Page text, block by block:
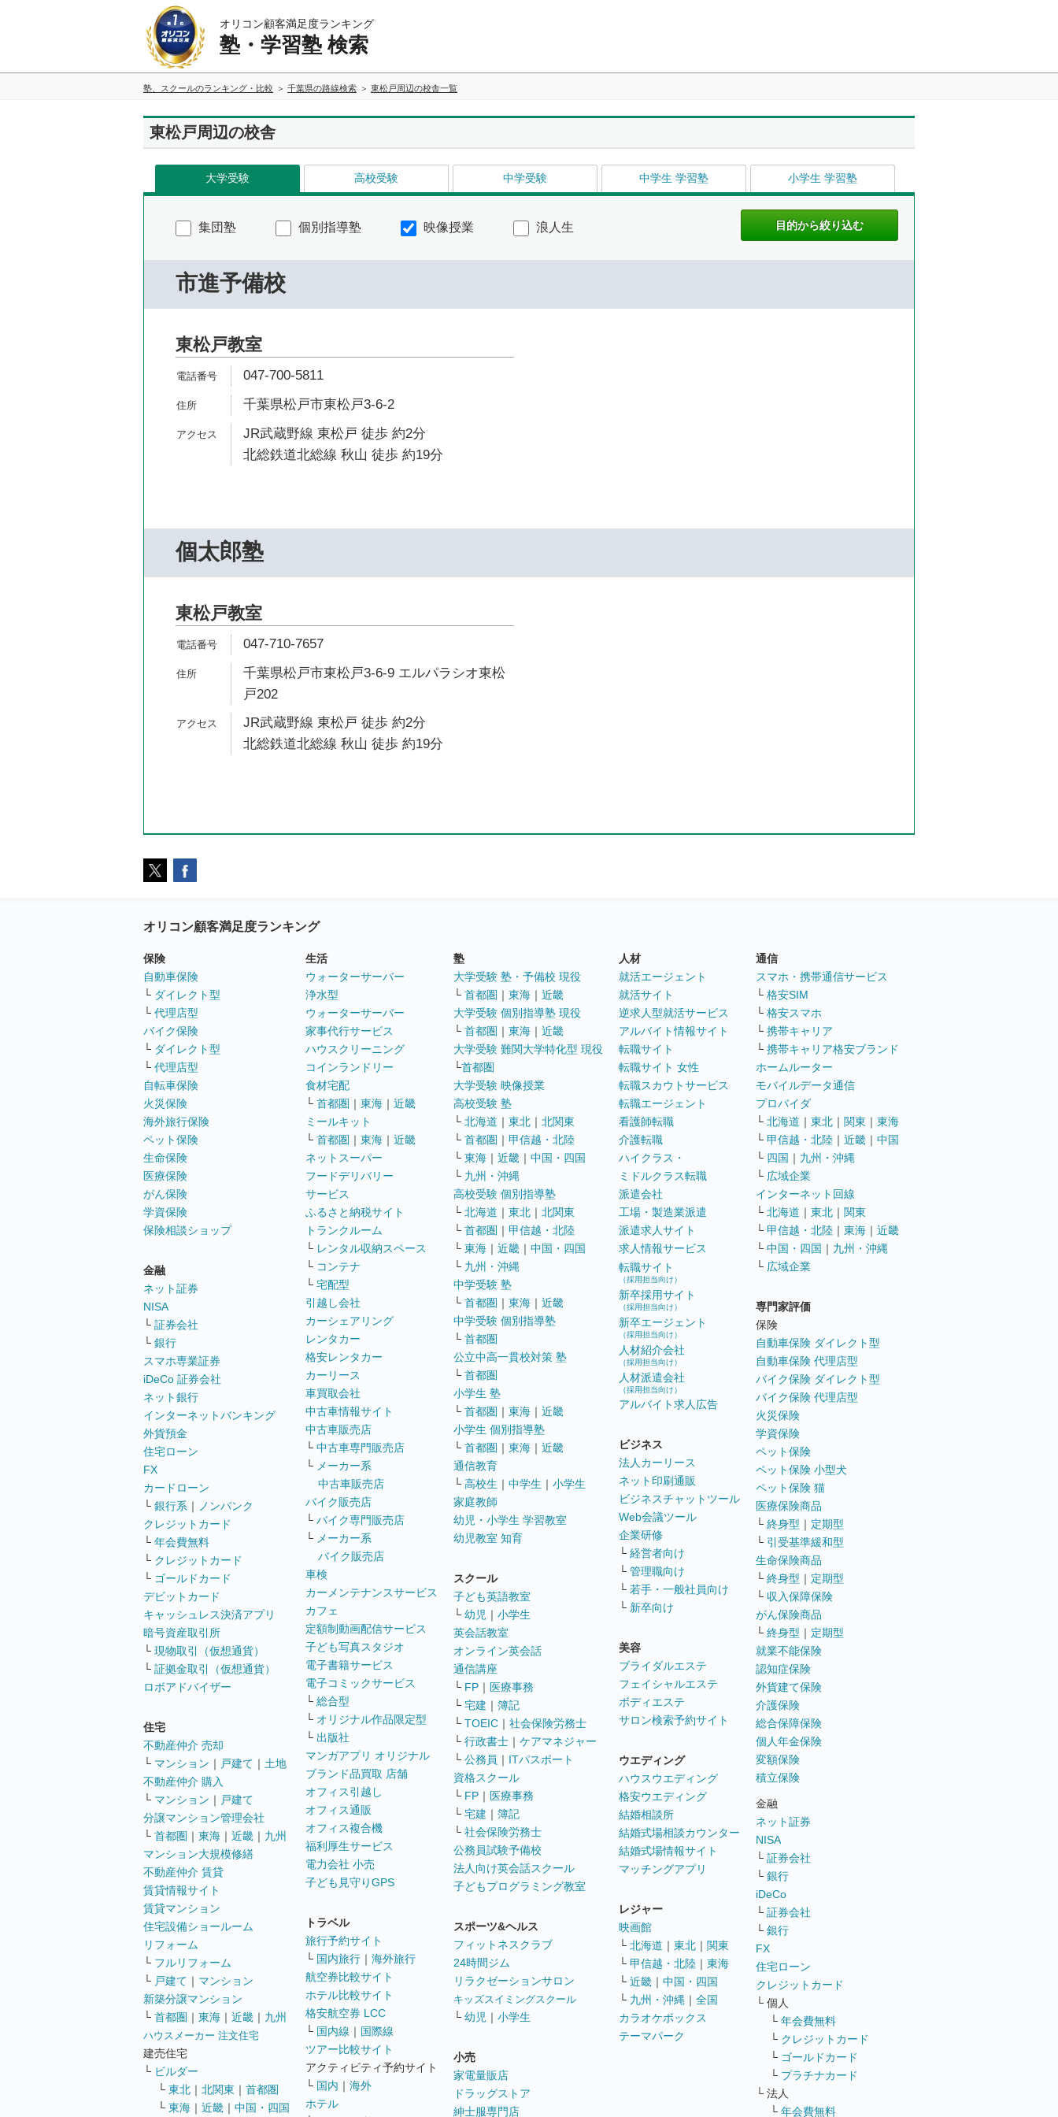
オリコン顧客満足度ランキング
塾・学習塾 検索
塾、スクールのランキング・比較 千葉県の路線検索 東松戸周辺の校舎一覧
東松戸周辺の校舎
大学受験 高校受験 中学受験 中学生 学習塾 小学生 学習塾
集団塾 個別指導塾 映像授業 浪人生
市進予備校
東松戸教室
047-700-5811
千葉県松戸市東松戸3-6-2
JR武蔵野線 東松戸 徒歩 約2分
北総鉄道北総線 秋山 徒歩 約19分
個太郎塾
東松戸教室
047-710-7657
千葉県松戸市東松戸3-6-9 エルパラシオ東松
戸202
JR武蔵野線 東松戸 徒歩 約2分
北総鉄道北総線 秋山 徒歩 約19分
オリコン顧客満足度ランキング
保険
自動車保険
└ ダイレクト型
└ 代理店型
バイク保険
└ ダイレクト型
└ 代理店型
自転車保険
火災保険
海外旅行保険
ペット保険
生命保険
医療保険
がん保険
学資保険
保険相談ショップ
金融
ネット証券
NISA
└ 証券会社
└ 銀行
スマホ専業証券
iDeCo 証券会社
ネット銀行
インターネットバンキング
外貨預金
住宅ローン
FX
カードローン
└ 銀行系 ｜
ノンバンク
クレジットカード
└ 年会費無料
└ クレジットカード
└ ゴールドカード
デビットカード
キャッシュレス決済アプリ
暗号資産取引所
└ 現物取引（仮想通貨）
└ 証拠金取引（仮想通貨）
ロボアドバイザー
住宅
不動産仲介 売却
└ マンション ｜ 戸建て ｜ 土地
不動産仲介 購入
└ マンション ｜ 戸建て
分譲マンション管理会社
└ 首都圏 ｜ 東海 ｜ 近畿 ｜ 九州
マンション大規模修繕
不動産仲介 賃貸
賃貸情報サイト
賃貸マンション
住宅設備ショールーム
リフォーム
└ フルリフォーム
└ 戸建て ｜ マンション
新築分譲マンション
└ 首都圏 ｜ 東海 ｜ 近畿 ｜ 九州
ハウスメーカー 注文住宅
建売住宅
└ ビルダー
└ 東北 ｜ 北関東 ｜ 首都圏
└ 東海 ｜ 近畿 ｜ 中国・四国
生活
ウォーターサーバー
浄水型
ウォーターサーバー
家事代行サービス
ハウスクリーニング
コインランドリー
食材宅配
└ 首都圏 ｜ 東海 ｜ 近畿
ミールキット
└ 首都圏 ｜ 東海 ｜ 近畿
ネットスーパー
フードデリバリー
サービス
ふるさと納税サイト
トランクルーム
└ レンタル収納スペース
└ コンテナ
└ 宅配型
引越し会社
カーシェアリング
レンタカー
格安レンタカー
カーリース
車買取会社
中古車情報サイト
中古車販売店
└ 中古車専門販売店
└ メーカー系
中古車販売店
バイク販売店
└ バイク専門販売店
└ メーカー系
バイク販売店
車検
カーメンテナンスサービス
カフェ
定額制動画配信サービス
子ども写真スタジオ
電子書籍サービス
電子コミックサービス
└ 総合型
└ オリジナル作品限定型
└ 出版社
マンガアプリ オリジナル
ブランド品買取 店舗
オフィス引越し
オフィス通販
オフィス複合機
福利厚生サービス
電力会社 小売
子ども見守りGPS
トラベル
旅行予約サイト
└ 国内旅行 ｜ 海外旅行
航空券比較サイト
ホテル比較サイト
格安航空券 LCC
└ 国内線 ｜ 国際線
ツアー比較サイト
アクティビティ予約サイト
└ 国内 ｜ 海外
ホテル
塾
大学受験 塾・予備校 現役
└ 首都圏 ｜ 東海 ｜ 近畿
大学受験 個別指導塾 現役
└ 首都圏 ｜ 東海 ｜ 近畿
大学受験 難関大学特化型 現役
└首都圏
大学受験 映像授業
高校受験 塾
└ 北海道 ｜ 東北 ｜ 北関東
└ 首都圏 ｜ 甲信越・北陸
└ 東海 ｜ 近畿 ｜ 中国・四国
└ 九州・沖縄
高校受験 個別指導塾
└ 北海道 ｜ 東北 ｜ 北関東
└ 首都圏 ｜ 甲信越・北陸
└ 東海 ｜ 近畿 ｜ 中国・四国
└ 九州・沖縄
中学受験 塾
└ 首都圏 ｜ 東海 ｜ 近畿
中学受験 個別指導塾
└ 首都圏
公立中高一貫校対策 塾
└ 首都圏
小学生 塾
└ 首都圏 ｜ 東海 ｜ 近畿
小学生 個別指導塾
└ 首都圏 ｜ 東海 ｜ 近畿
通信教育
└ 高校生 ｜ 中学生 ｜ 小学生
家庭教師
幼児・小学生 学習教室
幼児教室 知育
スクール
子ども英語教室
└ 幼児 ｜ 小学生
英会話教室
オンライン英会話
通信講座
└ FP ｜ 医療事務
└ 宅建 ｜ 簿記
└ TOEIC ｜ 社会保険労務士
└ 行政書士 ｜ ケアマネジャー
└ 公務員 ｜ ITパスポート
資格スクール
└ FP ｜ 医療事務
└ 宅建 ｜ 簿記
└ 社会保険労務士
公務員試験予備校
法人向け英会話スクール
子どもプログラミング教室
スポーツ&ヘルス
フィットネスクラブ
24時間ジム
リラクゼーションサロン
キッズスイミングスクール
└ 幼児 ｜ 小学生
小売
家電量販店
ドラッグストア
紳士服専門店
人材
就活エージェント
就活サイト
逆求人型就活サービス
アルバイト情報サイト
転職サイト
転職サイト 女性
転職スカウトサービス
転職エージェント
看護師転職
介護転職
ハイクラス・
ミドルクラス転職
派遣会社
工場・製造業派遣
派遣求人サイト
求人情報サービス
転職サイト
（採用担当向け）
新卒採用サイト
（採用担当向け）
新卒エージェント
（採用担当向け）
人材紹介会社
（採用担当向け）
人材派遣会社
（採用担当向け）
アルバイト求人広告
ビジネス
法人カーリース
ネット印刷通販
ビジネスチャットツール
Web会議ツール
企業研修
└ 経営者向け
└ 管理職向け
└ 若手・一般社員向け
└ 新卒向け
美容
ブライダルエステ
フェイシャルエステ
ボディエステ
サロン検索予約サイト
ウエディング
ハウスウエディング
格安ウエディング
結婚相談所
結婚式場相談カウンター
結婚式場情報サイト
マッチングアプリ
レジャー
映画館
└ 北海道 ｜ 東北 ｜ 関東
└ 甲信越・北陸 ｜ 東海
└ 近畿 ｜ 中国・四国
└ 九州・沖縄 ｜ 全国
カラオケボックス
テーマパーク
通信
スマホ・携帯通信サービス
└ 格安SIM
└ 格安スマホ
└ 携帯キャリア
└ 携帯キャリア格安ブランド
ホームルーター
モバイルデータ通信
プロバイダ
└ 北海道 ｜ 東北 ｜ 関東 ｜ 東海
└ 甲信越・北陸 ｜ 近畿 ｜ 中国
└ 四国 ｜ 九州・沖縄
└ 広域企業
インターネット回線
└ 北海道 ｜ 東北 ｜ 関東
└ 甲信越・北陸 ｜ 東海 ｜ 近畿
└ 中国・四国 ｜ 九州・沖縄
└ 広域企業
専門家評価
保険
自動車保険 ダイレクト型
自動車保険 代理店型
バイク保険 ダイレクト型
バイク保険 代理店型
火災保険
学資保険
ペット保険
ペット保険 小型犬
ペット保険 猫
医療保険商品
└ 終身型 ｜ 定期型
└ 引受基準緩和型
生命保険商品
└ 終身型 ｜ 定期型
└ 収入保障保険
がん保険商品
└ 終身型 ｜ 定期型
就業不能保険
認知症保険
外貨建て保険
介護保険
総合保障保険
個人年金保険
変額保険
積立保険
金融
ネット証券
NISA
└ 証券会社
└ 銀行
iDeCo
└ 証券会社
└ 銀行
FX
住宅ローン
クレジットカード
└ 個人
└ 年会費無料
└ クレジットカード
└ ゴールドカード
└ プラチナカード
└ 法人
└ 年会費無料